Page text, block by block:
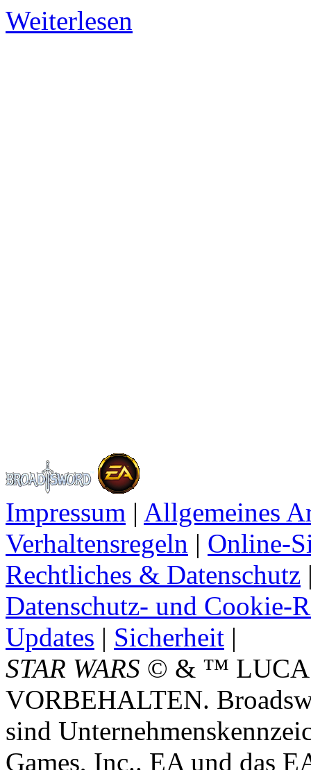
Weiterlesen
Impressum | Allgemeines
Verhaltensregeln | Online-
Rechtliches & Datenschutz
Datenschutz- und Cookie-
Updates | Sicherheit |
STAR WARS © & ™
VORBEHALTEN.
sind
Games, Inc.. EA und das